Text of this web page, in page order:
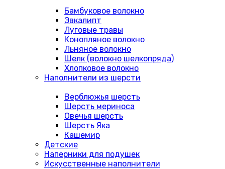
Бамбуковое волокно
Эвкалипт
Луговые травы
Конопляное волокно
Льняное волокно
Шелк (волокно шелкопряда)
Хлопковое волокно
Наполнители из шерсти
Верблюжья шерсть
Шерсть мериноса
Овечья шерсть
Шерсть Яка
Кашемир
Детские
Наперники для подушек
Искусственные наполнители